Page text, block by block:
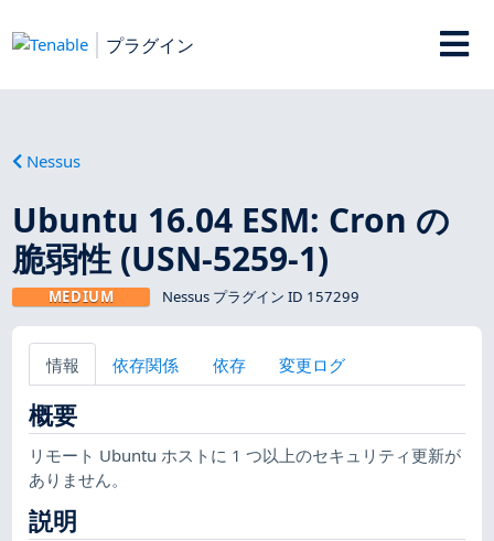
プラグイン
Nessus
Ubuntu 16.04 ESM: Cron の
脆弱性 (USN-5259-1)
MEDIUM Nessus プラグイン ID 157299
情報 依存関係 依存 変更ログ
概要
リモート Ubuntu ホストに 1 つ以上のセキュリティ更新が
ありません。
説明